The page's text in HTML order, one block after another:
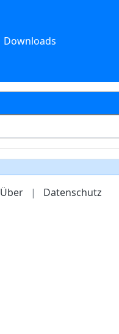
Downloads
Über | Datenschutz